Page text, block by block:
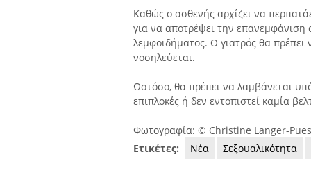
Καθώς ο ασθενής αρχίζει να
για να αποτρέψει την επανεμφάνιση
λεμφοιδήματος. Ο γιατρός θα πρέπει
νοσηλεύεται.
Ωστόσο, θα πρέπει να λαμβάνεται
επιπλοκές ή δεν εντοπιστεί καμία
Φωτογραφία: © Christine Langer-
Ετικέτες:
Νέα Σεξουαλικότητα